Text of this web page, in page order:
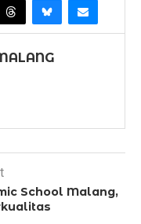
School Malang,